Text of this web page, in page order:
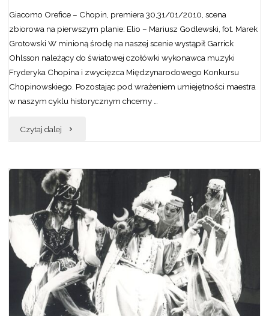
Giacomo Orefice – Chopin, premiera 30,31/01/2010, scena
zbiorowa na pierwszym planie: Elio – Mariusz Godlewski, fot. Marek
Grotowski W minioną środę na naszej scenie wystąpił Garrick
Ohlsson należący do światowej czołówki wykonawca muzyki
Fryderyka Chopina i zwycięzca Międzynarodowego Konkursu
Chopinowskiego. Pozostając pod wrażeniem umiejętności maestra
w naszym cyklu historycznym chcemy …
Czytaj dalej "„Chopin”
Orefice
–
operowy
portret
wielkiego
kompozytora"